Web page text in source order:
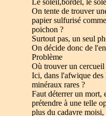
Le soleil,bordel, le
On tente de trouver
papier sulfurisé
poichon ?
Surtout pas, un seul
On décide donc de
Problème
Où trouver un cercueil
Ici, dans l'afwique des
minéraux rares ?
Faut déterrer un mort,
prétendre à une telle
plus du cadavre moisi,